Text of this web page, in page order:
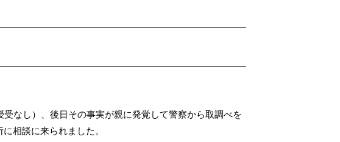
なし）、後日その事実が親に発覚して警察から取調べを
相談に来られました。